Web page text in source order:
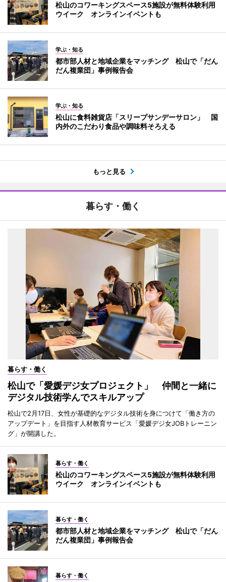
松山のコワーキングスペース5施設が無料体験利用
ウイーク オンラインイベントも
学ぶ・知る
都市部人材と地域企業をマッチング 松山で「だん
だん複業団」事例報告会
学ぶ・知る
松山に食料雑貨店「スリープサンデーサロン」 国
内外のこだわり食品や調味料そろえる
もっと見る
暮らす・働く
暮らす・働く
松山で「愛媛デジ女プロジェクト」 仲間と一緒に
デジタル技術学んでスキルアップ
松山で2月17日、女性が基礎的なデジタル技術を身につけて「働き方の
アップデート」を目指す人材教育サービス「愛媛デジ女JOBトレーニン
グ」が開講した。
暮らす・働く
松山のコワーキングスペース5施設が無料体験利用
ウイーク オンラインイベントも
暮らす・働く
都市部人材と地域企業をマッチング 松山で「だん
だん複業団」事例報告会
暮らす・働く